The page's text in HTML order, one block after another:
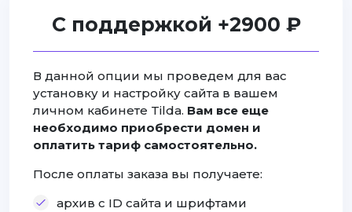
С поддержкой +2900 ₽
В данной опции мы проведем для вас
установку и настройку сайта в вашем
личном кабинете Tilda. Вам все еще
необходимо приобрести домен и
оплатить тариф самостоятельно.
После оплаты заказа вы получаете:
архив с ID сайта и шрифтами